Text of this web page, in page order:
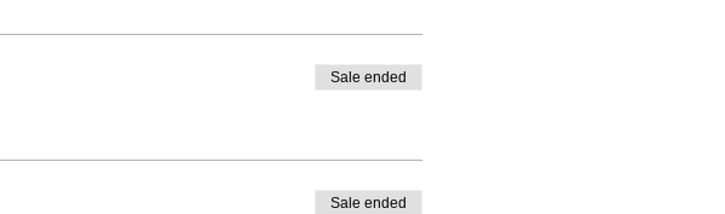
Sale ended
Sale ended